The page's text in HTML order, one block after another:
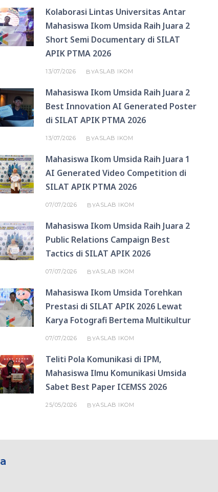
Kolaborasi Lintas Universitas Antar
Mahasiswa Ikom Umsida Raih Juara 2
Short Semi Documentary di SILAT
APIK PTMA 2026
13/07/2026 BYASLAB IKOM
Mahasiswa Ikom Umsida Raih Juara 2
Best Innovation AI Generated Poster
di SILAT APIK PTMA 2026
13/07/2026 BYASLAB IKOM
Mahasiswa Ikom Umsida Raih Juara 1
AI Generated Video Competition di
SILAT APIK PTMA 2026
07/07/2026 BYASLAB IKOM
Mahasiswa Ikom Umsida Raih Juara 2
Public Relations Campaign Best
Tactics di SILAT APIK 2026
07/07/2026 BYASLAB IKOM
Mahasiswa Ikom Umsida Torehkan
Prestasi di SILAT APIK 2026 Lewat
Karya Fotografi Bertema Multikultur
07/07/2026 BYASLAB IKOM
Teliti Pola Komunikasi di IPM,
Mahasiswa Ilmu Komunikasi Umsida
Sabet Best Paper ICEMSS 2026
25/05/2026 BYASLAB IKOM